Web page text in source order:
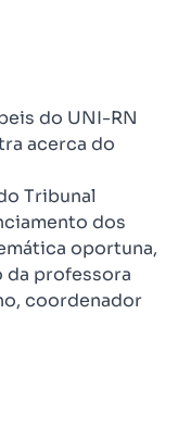
do UNI-RN
acerca do
Tribunal
dos
oportuna,
da professora
coordenador